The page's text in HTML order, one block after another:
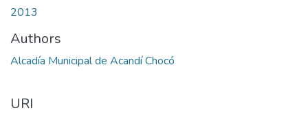
2013
Authors
Alcadía Municipal de Acandí Chocó
URI